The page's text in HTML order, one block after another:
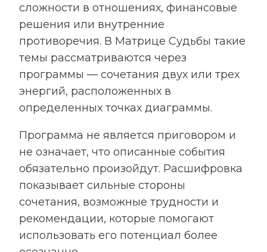
сложности в отношениях, финансовые
решения или внутренние
противоречия. В Матрице Судьбы такие
темы рассматриваются через
программы — сочетания двух или трех
энергий, расположенных в
определенных точках диаграммы.
Программа не является приговором и
не означает, что описанные события
обязательно произойдут. Расшифровка
показывает сильные стороны
сочетания, возможные трудности и
рекомендации, которые помогают
использовать его потенциал более